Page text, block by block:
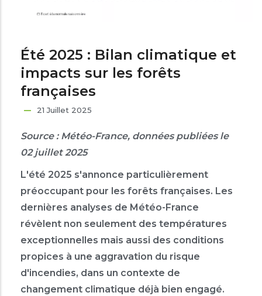
Été 2025 : Bilan climatique et
impacts sur les forêts
françaises
21 Juillet 2025
Source : Météo-France, données publiées le
02 juillet 2025
L'été 2025 s'annonce particulièrement
préoccupant pour les forêts françaises. Les
dernières analyses de Météo-France
révèlent non seulement des températures
exceptionnelles mais aussi des conditions
propices à une aggravation du risque
d'incendies, dans un contexte de
changement climatique déjà bien engagé.